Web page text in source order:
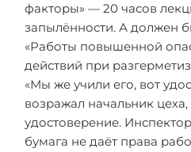
факторы» — 20 часов
запылённости. А должен
«Работы повышенной
действий при
«Мы же учили его, вот
возражал начальник
удостоверение.
бумага не даёт права